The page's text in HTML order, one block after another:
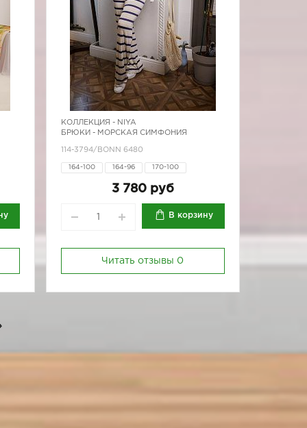
КОЛЛЕКЦИЯ - NIYA
БРЮКИ - МОРСКАЯ СИМФОНИЯ
114-3794/BONN 6480
164-100 164-96 170-100
3 780 руб
В корзину
Читать отзывы 0